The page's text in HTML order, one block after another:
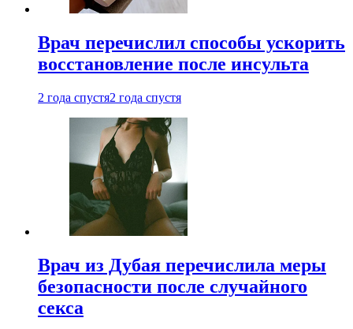
Врач перечислил способы ускорить
восстановление после инсульта
2 года спустя2 года спустя
Врач из Дубая перечислила меры
безопасности после случайного
секса